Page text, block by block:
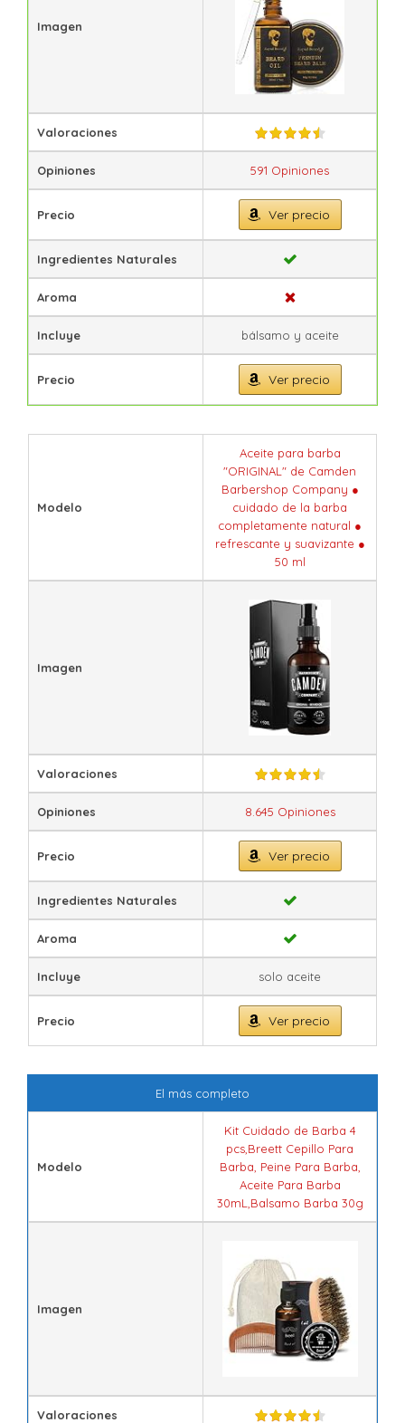
Imagen
Valoraciones
Opiniones 591 Opiniones
Precio Ver precio
Ingredientes Naturales
Aroma
Incluye bálsamo y aceite
Precio Ver precio
Modelo
Aceite para barba
"ORIGINAL" de Camden
Barbershop Company ●
cuidado de la barba
completamente natural ●
refrescante y suavizante ●
50 ml
Imagen
Valoraciones
Opiniones 8.645 Opiniones
Precio Ver precio
Ingredientes Naturales
Aroma
Incluye solo aceite
Precio Ver precio
El más completo
Modelo
Kit Cuidado de Barba 4
pcs,Breett Cepillo Para
Barba, Peine Para Barba,
Aceite Para Barba
30mL,Balsamo Barba 30g
Imagen
Valoraciones